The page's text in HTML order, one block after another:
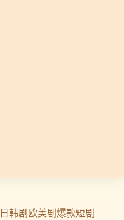
日韩剧欧美剧爆款短剧